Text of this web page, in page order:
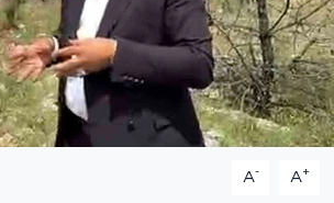
A- A+